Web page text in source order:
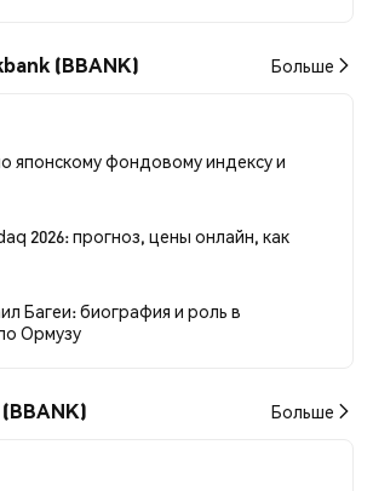
(BBANK) Больше
японскому фондовому индексу и
2026: прогноз, цены онлайн, как
Багеи: биография и роль в
Ормузу
Больше